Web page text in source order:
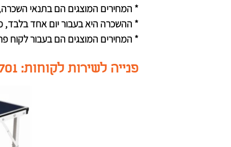
* המחירים המוצגים הם בתנאי
* ההשכרה היא בעבור יום אחד בלבד,
* המחירים המוצגים הם בעבור לקוח
פנייה לשירות לקוחות: 058-7500701